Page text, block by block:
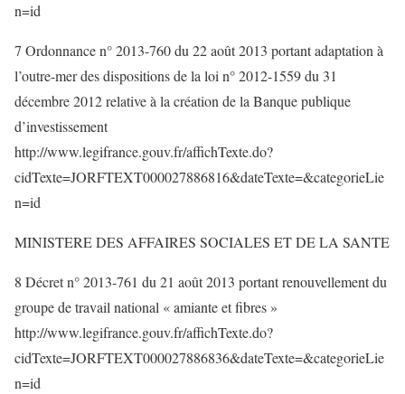
n=id
7 Ordonnance n° 2013-760 du 22 août 2013 portant adaptation à
l’outre-mer des dispositions de la loi n° 2012-1559 du 31
décembre 2012 relative à la création de la Banque publique
d’investissement
http://www.legifrance.gouv.fr/affichTexte.do?
cidTexte=JORFTEXT000027886816&dateTexte=&categorieLie
n=id
MINISTERE DES AFFAIRES SOCIALES ET DE LA SANTE
8 Décret n° 2013-761 du 21 août 2013 portant renouvellement du
groupe de travail national « amiante et fibres »
http://www.legifrance.gouv.fr/affichTexte.do?
cidTexte=JORFTEXT000027886836&dateTexte=&categorieLie
n=id